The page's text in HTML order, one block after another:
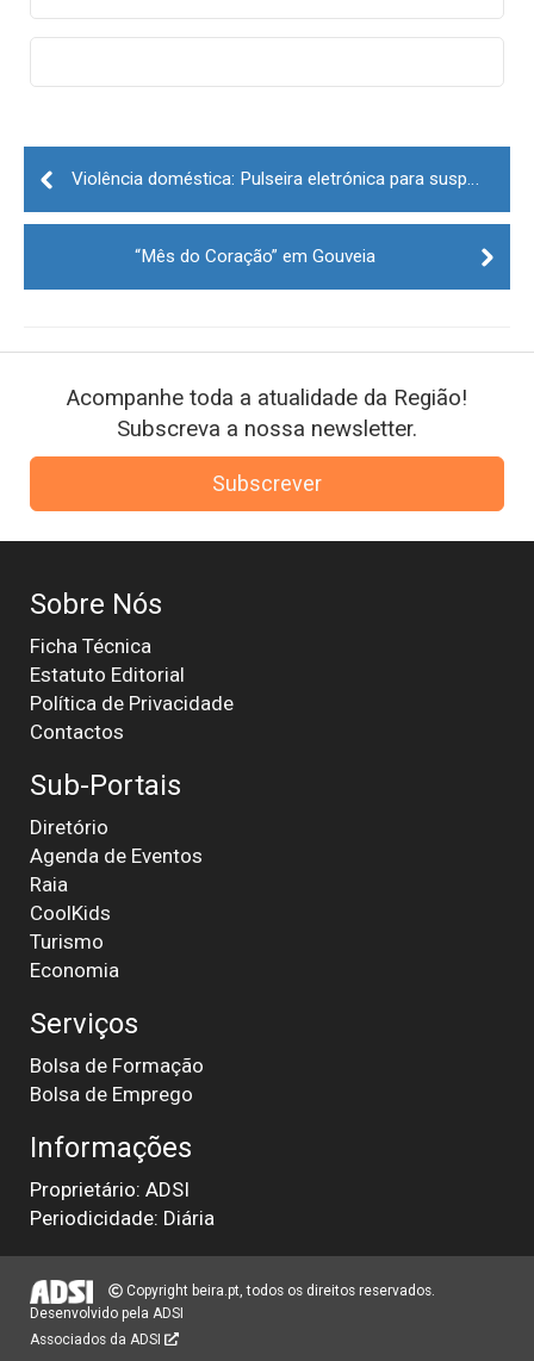
Post
navigation
Violência doméstica: Pulseira eletrónica para suspeito de agredir a companheira no Sabugal
“Mês do Coração” em Gouveia
Acompanhe toda a atualidade da Região!
Subscreva a nossa newsletter.
Subscrever
Sobre Nós
Ficha Técnica
Estatuto Editorial
Política de Privacidade
Contactos
Sub-Portais
Diretório
Agenda de Eventos
Raia
CoolKids
Turismo
Economia
Serviços
Bolsa de Formação
Bolsa de Emprego
Informações
Proprietário: ADSI
Periodicidade: Diária
Copyright beira.pt, todos os direitos reservados.
Desenvolvido pela ADSI
Associados da ADSI